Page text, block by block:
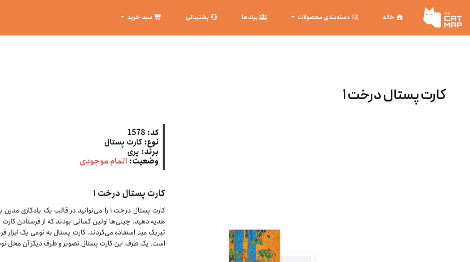
خانه دسته‌بندی محصولات برندها پشتیبانی سبد خرید
کارت پستال درخت ۱
کد: 1578
نوع: کارت پستال
برند: پری
وضعیت: اتمام موجودی
کارت پستال درخت ۱
کارت پستال درخت ۱ را می‌توانید در قالب یک
هدیه دهید. چینی‌ها اولین کسانی بودند که از فرستادن کارت
تبریک عید استفاده می‌کردند. کارت پستال به نوعی یک ابزار
است. یک طرف این کارت پستال تصویر و طرف دیگر آن محل